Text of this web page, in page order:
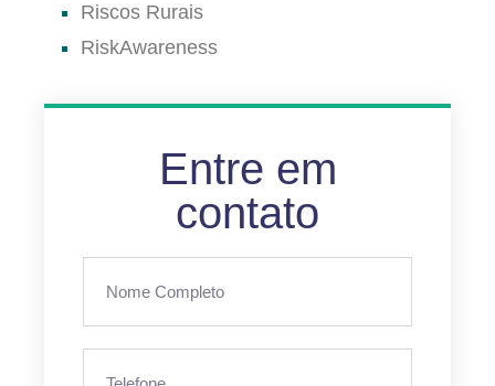
Riscos Rurais
RiskAwareness
Entre em
contato